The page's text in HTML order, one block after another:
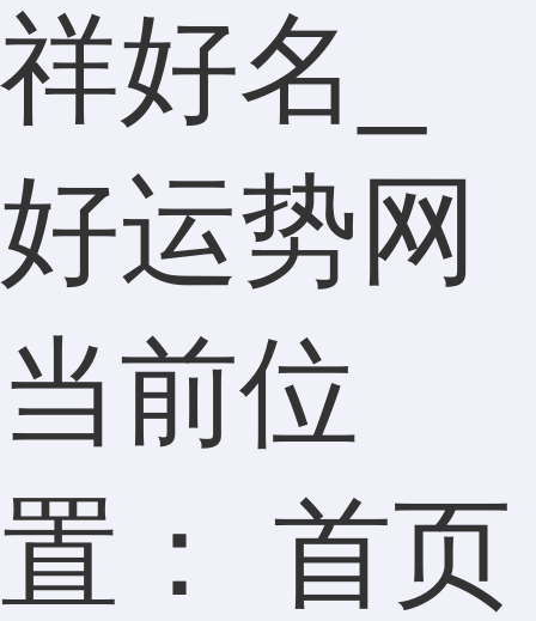
祥好名_
好运势网
当前位
置： 首页